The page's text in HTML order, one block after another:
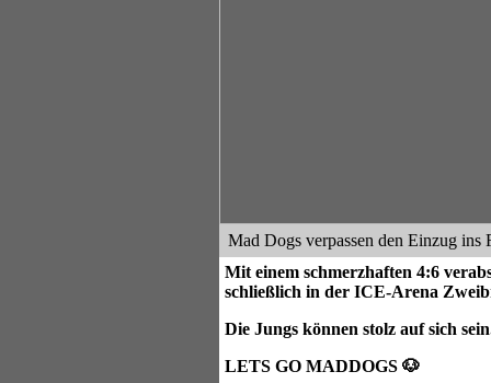
Mad Dogs verpassen den Einzug ins
Mit einem schmerzhaften 4:6
schließlich in der ICE-Arena
Die Jungs können stolz auf sich
LETS GO MADDOGS 🐶